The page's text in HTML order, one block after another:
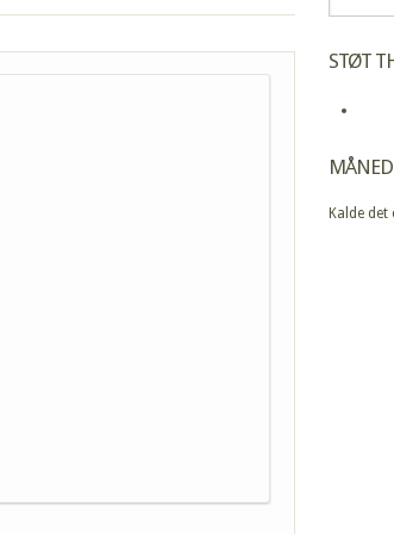
STØT
Kalde det